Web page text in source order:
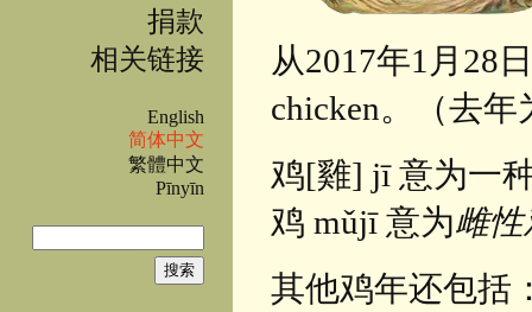
捐款
相关链接
English
简体中文
繁體中文
Pīnyīn
搜索表单
搜索
从2017年1月28
chicken。（去年
鸡[雞] jī 意为一
鸡 mǔjī 意为雌性
其他鸡年还包括